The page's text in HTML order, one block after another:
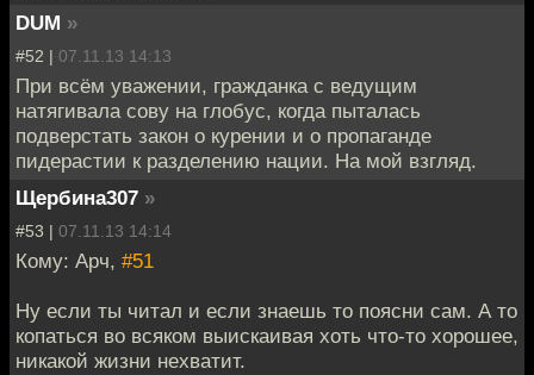
DUM »
#52 | 07.11.13 14:13
При всём уважении, гражданка с ведущим
натягивала сову на глобус, когда пыталась
подверстать закон о курении и о пропаганде
пидерастии к разделению нации. На мой взгляд.
Щербина307 »
#53 | 07.11.13 14:14
Кому: Арч, #51
Ну если ты читал и если знаешь то поясни сам. А то
копаться во всяком выискаивая хоть что-то хорошее,
никакой жизни нехватит.